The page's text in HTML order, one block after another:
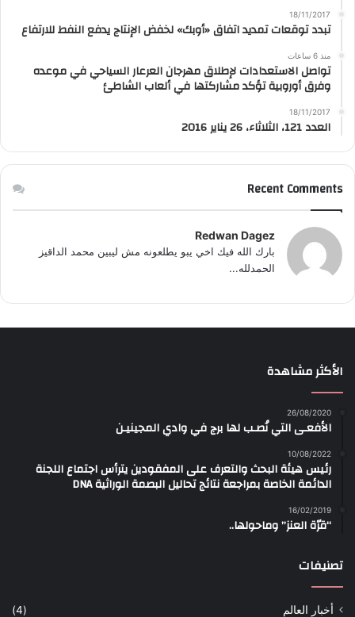
18/11/2017
تبدد توقعات تمديد اتفاق «أوبك» لخفض الإنتاج يدفع النفط للارتفاع
منذ 6 ساعات
تواصل الاستعدادات لإطلاق مهرجان العرعار السياحي في موعده
وفرق أوروبية تؤكد مشاركتها في ألعاب الشاطئ
18/11/2017
العدد 121، الثلاثاء، 26 يناير 2016
Recent Comments
Redwan Dagez
بارك الله فيك اخي يبو يطلعونه مش ليبين محمد الداقيز
الحمدلله...
الأكثر مشاهدة
26/08/2020
الأفعـى التي نُصـب لها برج في وادي المجينيـن
10/08/2022
رئيس هيئة البحث والتعرف على المفقودين يترأس اجتماع اللجنة
الدائمة الخاصة بمراجعة نتائج تحاليل البصمة الوراثية DNA
16/02/2019
“قرّة العنز” وماحولها..
تصنيفات
أخبار العالم
(4)